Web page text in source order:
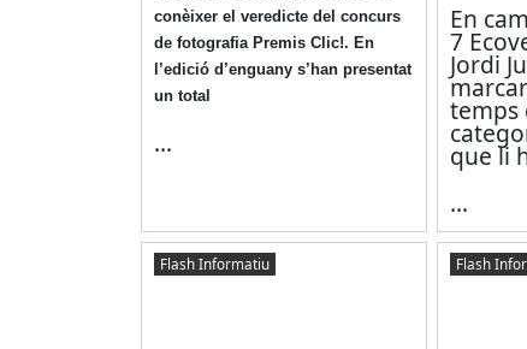
conèixer el veredicte del concurs
de fotografia Premis Clic!. En
l’edició d’enguany s’han presentat
un total
...
En
7
Jordi
temps
que li
...
Flash Informatiu Flash